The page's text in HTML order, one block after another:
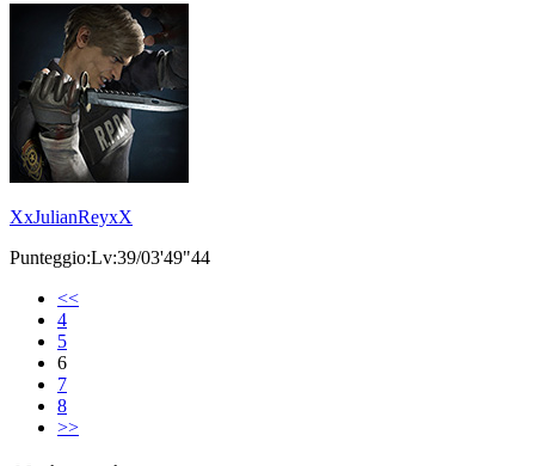
XxJulianReyxX
Punteggio:Lv:39/03'49"44
<<
4
5
6
7
8
>>